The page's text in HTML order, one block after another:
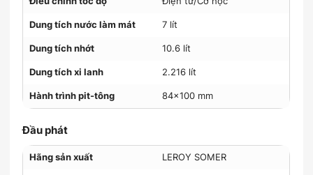
Dung tích nước làm mát 7 lít
Dung tích nhớt 10.6 lít
Dung tích xi lanh 2.216 lít
Hành trình pit-tông 84×100 mm
Đầu phát
Hãng sản xuất LEROY SOMER